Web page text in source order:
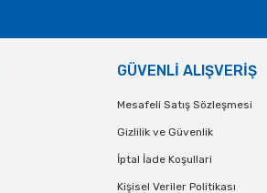
GÜVENLİ ALIŞVERİŞ
Mesafeli Satış Sözleşmesi
Gizlilik ve Güvenlik
İptal İade Koşullari
Kişisel Veriler Politikası